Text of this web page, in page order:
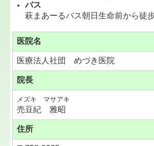
バス
萩まあーるバス朝日生命前から徒歩
医院名
医療法人社団 めづき医院
院長
メズキ マサアキ
売豆紀 雅昭
住所